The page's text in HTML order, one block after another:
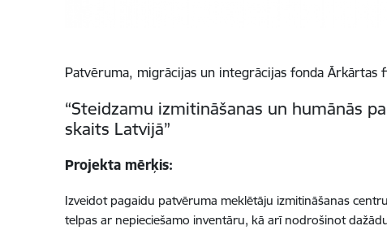
Patvēruma, migrācijas un integrācijas fonda
“Steidzamu izmitināšanas un humānās
skaits Latvijā”
Projekta mērķis:
Izveidot pagaidu patvēruma meklētāju izmitināšanas
telpas ar nepieciešamo inventāru, kā arī nodrošinot